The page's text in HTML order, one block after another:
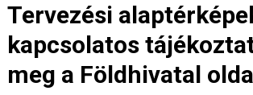
Tervezési
kapcsolatos
meg a Földhivatal